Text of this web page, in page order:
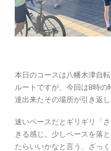
本日のコースは八幡木津自
ルートですが、今回は8時
達出来たその場所が引き返
速いペースだとギリギリ「
きる感じ。少しペースを落
たらいいかなと言う、ざっ